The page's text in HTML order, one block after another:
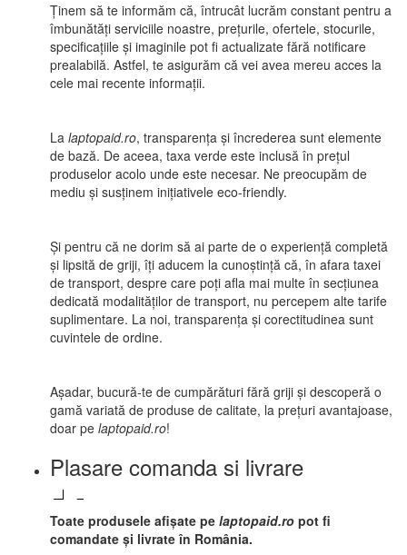
Ținem să te informăm că, întrucât lucrăm constant pentru a
îmbunătăți serviciile noastre, prețurile, ofertele, stocurile,
specificațiile și imaginile pot fi actualizate fără notificare
prealabilă. Astfel, te asigurăm că vei avea mereu acces la
cele mai recente informații.
La laptopaid.ro, transparența și încrederea sunt elemente
de bază. De aceea, taxa verde este inclusă în prețul
produselor acolo unde este necesar. Ne preocupăm de
mediu și susținem inițiativele eco-friendly.
Și pentru că ne dorim să ai parte de o experiență completă
și lipsită de griji, îți aducem la cunoștință că, în afara taxei
de transport, despre care poți afla mai multe în secțiunea
dedicată modalităților de transport, nu percepem alte tarife
suplimentare. La noi, transparența și corectitudinea sunt
cuvintele de ordine.
Așadar, bucură-te de cumpărături fără griji și descoperă o
gamă variată de produse de calitate, la prețuri avantajoase,
doar pe laptopaid.ro!
Plasare comanda si livrare
Toate produsele afișate pe laptopaid.ro pot fi
comandate și livrate în România.